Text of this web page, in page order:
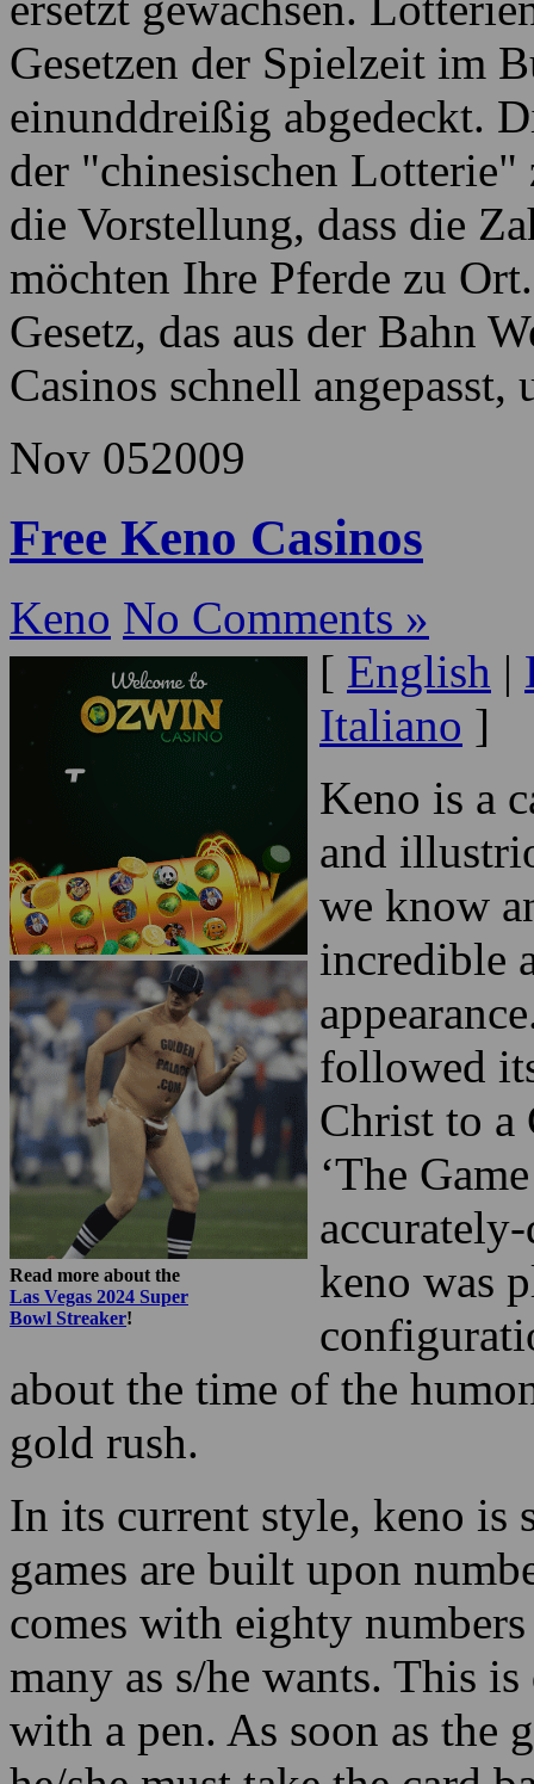
Vereinigten Staaten seit
die chinesischen
ersetzt gewachsen.
Gesetzen der Spielzeit im
einunddreißig abgedeckt.
der "chinesischen
die Vorstellung, dass die
möchten Ihre Pferde zu
Gesetz, das aus der Bahn
Casinos schnell
Nov052009
Free Keno Casinos
Keno No Comments »
Las Vegas 2024 Super
Bowl Streaker!
[English|
Italiano]
Keno is a
and
we know
incredible
followed
Christ to a
‘The
about the time of the
gold rush.
In its current style, keno is
games are built upon
comes with eighty